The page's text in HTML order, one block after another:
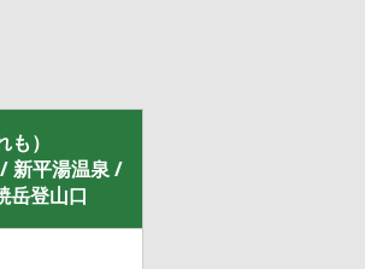
）
新平湯温泉 /
岳登山口